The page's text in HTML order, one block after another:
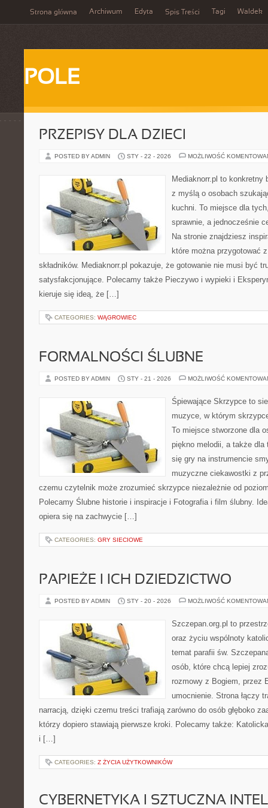
Strona główna Archiwum Edyta Spis Treści Tagi Waldek
POLE
PRZEPISY DLA DZIECI
POSTED BY ADMIN STY - 22 - 2026 MOŻLIWOŚĆ
Mediaknorr.pl to konkretny
z myślą o osobach
kuchni. To miejsce dla
sprawnie, a jednocześnie
Na stronie znajdziesz
które można przygotować
składników. Mediaknorr.pl pokazuje, że gotowanie nie musi być
satysfakcjonujące. Polecamy także Pieczywo i wypieki i
kieruje się ideą, że […]
CATEGORIES: WĄGROWIEC
FORMALNOŚCI ŚLUBNE
POSTED BY ADMIN STY - 21 - 2026 MOŻLIWOŚĆ
Śpiewające Skrzypce to
muzyce, w którym
To miejsce stworzone dla
piękno melodii, a także
się gry na instrumencie
muzyczne ciekawostki z
czemu czytelnik może zrozumieć skrzypce niezależnie od
Polecamy Ślubne historie i inspiracje i Fotografia i film ślubny.
opiera się na zachwycie […]
CATEGORIES: GRY SIECIOWE
PAPIEŻE I ICH DZIEDZICTWO
POSTED BY ADMIN STY - 20 - 2026 MOŻLIWOŚĆ
Szczepan.org.pl to
oraz życiu wspólnoty
temat parafii św.
osób, które chcą lepiej
rozmowy z Bogiem, przez
umocnienie. Strona łączy
narracją, dzięki czemu treści trafiają zarówno do osób głęboko
którzy dopiero stawiają pierwsze kroki. Polecamy także:
i […]
CATEGORIES: Z ŻYCIA UŻYTKOWNIKÓW
CYBERNETYKA I SZTUCZNA